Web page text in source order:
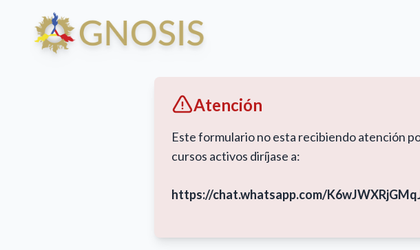
Atención
Este formulario no esta recibiendo atención
cursos activos diríjase a:
https://chat.whatsapp.com/